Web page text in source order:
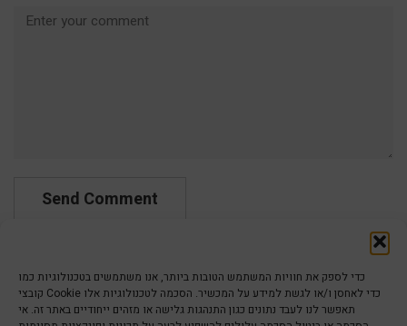
כדי לספק את חוויות המשתמש הטובות ביותר, אנו משתמשים בטכנולוגיות כמו
קובצי Cookie כדי לאחסן ו/או לגשת למידע על המכשיר. הסכמה לטכנולוגיות אלו
תאפשר לנו לעבד נתונים כגון התנהגות גלישה או מזהים ייחודיים באתר זה. אי
Comment